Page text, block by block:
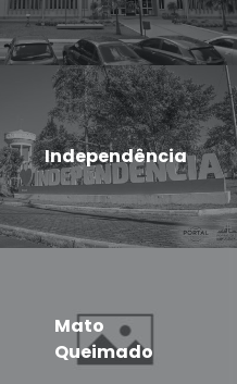
Independência
Mato
Queimado